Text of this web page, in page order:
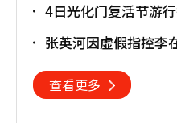
4日光化门复活节游
张英河因虚假指控李
查看更多